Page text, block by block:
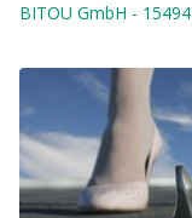
BITOU GmbH - 15494